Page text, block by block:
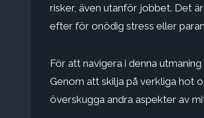
risker, även utanför jobbet. Det
efter för onödig stress eller
För att navigera i denna
Genom att skilja på verkliga hot
överskugga andra aspekter av